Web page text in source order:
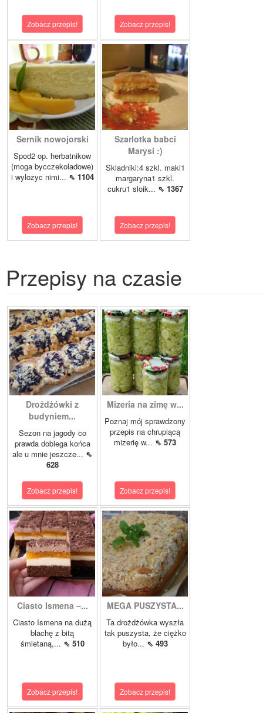
Zobacz przepis! Zobacz przepis!
Sernik nowojorski
Spod2 op. herbatnikow
(moga bycczekoladowe)
i wylozyc nimi... ⇖ 1104
Zobacz przepis!
Szarlotka babci
Marysi :)
Skladniki:4 szkl. maki1
margaryna1 szkl.
cukru1 sloik... ⇖ 1367
Zobacz przepis!
Przepisy na czasie
Drożdżówki z
budyniem...
Sezon na jagody co
prawda dobiega końca
ale u mnie jeszcze... ⇖
628
Zobacz przepis!
Mizeria na zimę w...
Poznaj mój sprawdzony
przepis na chrupiącą
mizerię w... ⇖ 573
Zobacz przepis!
Ciasto Ismena –...
Ciasto Ismena na dużą
blachę z bitą
śmietaną,... ⇖ 510
Zobacz przepis!
MEGA PUSZYSTA...
Ta drożdżówka wyszła
tak puszysta, że ciężko
było... ⇖ 493
Zobacz przepis!